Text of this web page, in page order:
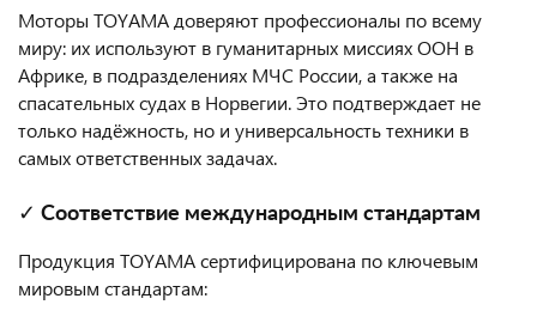
Моторы TOYAMA доверяют профессионалы по всему
миру: их используют в гуманитарных миссиях ООН в
Африке, в подразделениях МЧС России, а также на
спасательных судах в Норвегии. Это подтверждает не
только надёжность, но и универсальность техники в
самых ответственных задачах.
✓ Соответствие международным стандартам
Продукция TOYAMA сертифицирована по ключевым
мировым стандартам: